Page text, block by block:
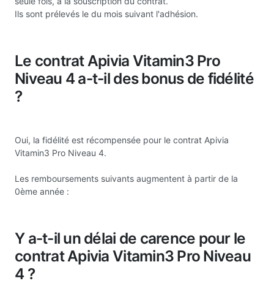
Ils sont prélevés le du mois suivant l'adhésion.
Le contrat Apivia Vitamin3 Pro
Niveau 4 a-t-il des bonus de fidélité
?
Oui, la fidélité est récompensée pour le contrat Apivia
Vitamin3 Pro Niveau 4.
Les remboursements suivants augmentent à partir de la
0ème année :
Y a-t-il un délai de carence pour le
contrat Apivia Vitamin3 Pro Niveau
4 ?